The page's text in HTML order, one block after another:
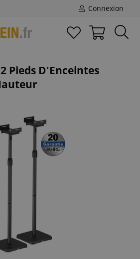
Connexion
Pieds D'Enceintes